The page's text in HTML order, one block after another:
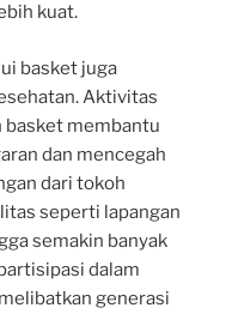
kuat.
basket juga
Aktivitas
basket membantu
dan mencegah
dari tokoh
seperti lapangan
semakin banyak
dalam
generasi